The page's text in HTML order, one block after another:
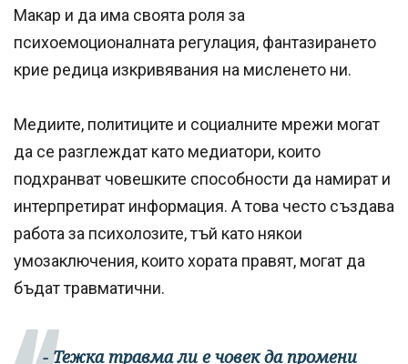
Макар и да има своята роля за
психоемоционалната регулация, фантазирането
крие редица изкривявания на мисленето ни.
Медиите, политиците и социалните мрежи могат
да се разглеждат като медиатори, които
подхранват човешките способности да намират и
интерпретират информация. А това често създава
работа за психолозите, тъй като някои
умозаключения, които хората правят, могат да
бъдат травматични.
- Тежка травма ли е човек да промени